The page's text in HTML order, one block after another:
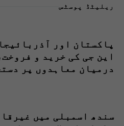
ریلیٹڈ پوسٹس
پاکستان اور
این جی کی خرید و
درمیان معاہدوں پر
سندھ اسمبلی میں